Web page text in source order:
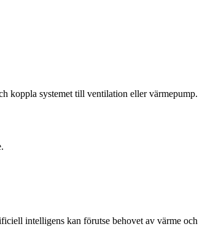
koppla systemet till ventilation eller värmepump.
intelligens kan förutse behovet av värme och